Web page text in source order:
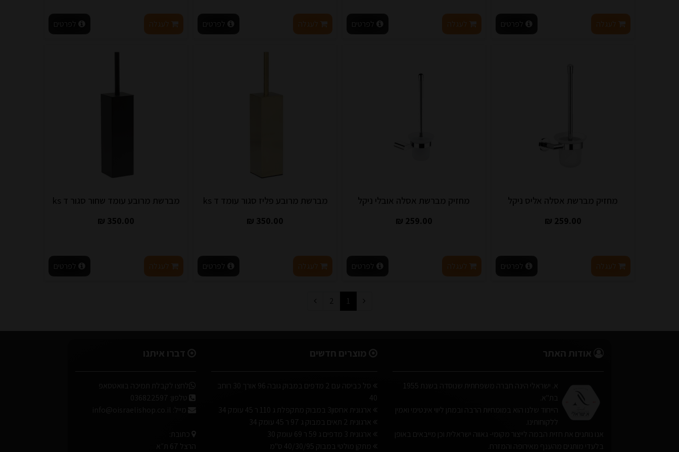
לעגלה לפרטים לעגלה לפרטים לעגלה לפרטים לעגלה לפרטים
מחזיק מברשת אסלה אליס ניקל
259.00 ₪
לעגלה לפרטים
מחזיק מברשת אסלה אובלי ניקל
259.00 ₪
לעגלה לפרטים
מברשת מרובע פליז סגור עומד ד ks
350.00 ₪
לעגלה לפרטים
מברשת מרובע עומד שחור סגור ד ks
350.00 ₪
לעגלה לפרטים
1
2
אודות האתר
א. ישראלי הינה חברה משפחתית שנוסדה בשנת 1955
בת"א.
הייחוד שלנו הוא במומחיות הרבה ובמתן ליווי אינטימי ואמין
ללקוחותינו.
אנו נותנים את חזית הבמה לייצור מקומי- גאווה ישראלית וכן מייבאים באופן
בלעדי מותגים מהענף מאירופה והמזרח.
מוצרים חדשים
סל כביסה עם 2 מדפים במבוק גובה 96 אורך 30 רוחב
40
ארגונית אחסון3 במבוק מתקפלת ג 110 ר 45 עומק 34
ארגונית 2 תאים במבוק ג 97 ר 45 עומק 34
ארגונית 3 מדפים ג 59 ר 69 עומק 30
מתקן מולטי במבוק 40/30/95 ס"מ
דברו איתנו
לחצו לקבלת תמיכה בוואטסאפ
טלפון: 036822597
מייל: info@oisraelishop.co.il
כתובת:
הרצל 67 ת״א